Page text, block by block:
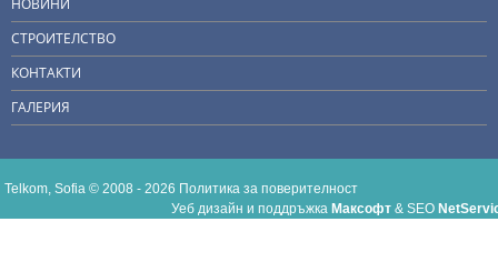
СТРОИТЕЛСТВО
КОНТАКТИ
ГАЛЕРИЯ
Telkom, Sofia © 2008 - 2026 Политика за поверителност
Уеб дизайн и поддръжка Максофт & SEO